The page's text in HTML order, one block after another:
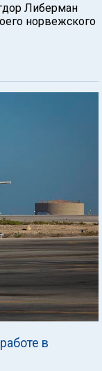
Либерман
норвежского
в